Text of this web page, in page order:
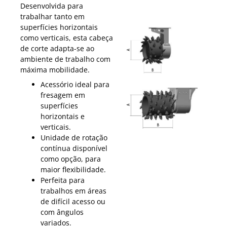
Desenvolvida para
trabalhar tanto em
superfícies horizontais
como verticais, esta cabeça
de corte adapta-se ao
ambiente de trabalho com
máxima mobilidade.
Acessório ideal para
fresagem em
superfícies
horizontais e
verticais.
Unidade de rotação
contínua disponível
como opção, para
maior flexibilidade.
Perfeita para
trabalhos em áreas
de difícil acesso ou
com ângulos
variados.